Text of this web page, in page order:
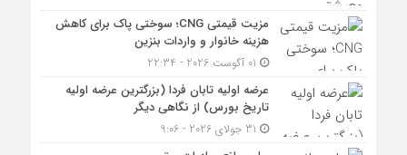
مزیت قیمتی CNG؛ سوختی پاک برای کاهش
هزینه خانوار و واردات بنزین
عرضه اولیه تابان فردا (بزرگترین عرضه اولیه
تاریخ بورس) از نگاهی دیگر